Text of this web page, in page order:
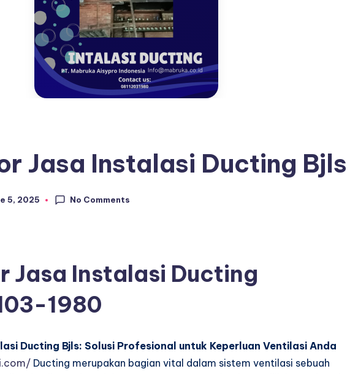
Jasa Instalasi Ducting Bjls
5, 2025 No Comments
Jasa Instalasi Ducting
1980
Ducting Bjls: Solusi Profesional untuk Keperluan Ventilasi Anda
Ducting merupakan bagian vital dalam sistem ventilasi sebuah